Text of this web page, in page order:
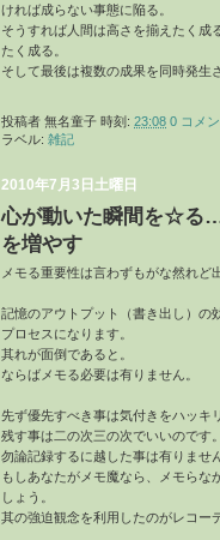
ければ成らない事態に陥る。
そうすれば人間は高さを揃えたく成
たく成る。
そして最後は複数の成果を同時発生
投稿者 無名童子 時刻: 23:08 0 コメン
ラベル: 雑記
2010年7月3日土曜日
心が動いた瞬間を☆る
を増やす
メモる重要性は言わずもがな然れど
記憶のアウトプット（書き出し）の
プロセスになります。
其れが面倒であると。
ならばメモる必要は有りません。
先ず優先すべき事は気付きをハッキ
残す事は二の次三の次でいいのです。
勿論記録するに越した事は有りませ
もしあなたがメモ魔なら、メモらな
しょう。
其の強迫観念を利用したのがレコー